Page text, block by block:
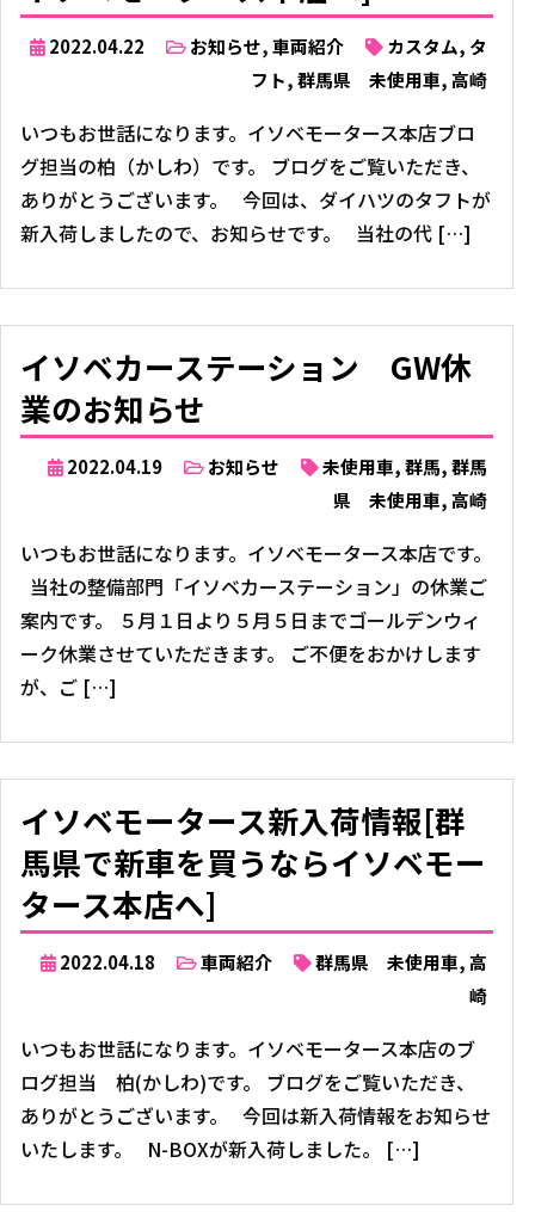
2022.04.22 お知らせ,車両紹介 カスタム, タ
フト,群馬県 未使用車,高崎
いつもお世話になります。イソベモータース本店ブロ
グ担当の柏（かしわ）です。 ブログをご覧いただき、
ありがとうございます。 今回は、ダイハツのタフトが
新入荷しましたので、お知らせです。 当社の代 […]
イソベカーステーション GW休
業のお知らせ
2022.04.19 お知らせ 未使用車,群馬,群馬
県 未使用車,高崎
いつもお世話になります。イソベモータース本店です。
当社の整備部門「イソベカーステーション」の休業ご
案内です。 ５月１日より５月５日までゴールデンウィ
ーク休業させていただきます。 ご不便をおかけします
が、ご […]
イソベモータース新入荷情報[群
馬県で新車を買うならイソベモー
タース本店へ]
2022.04.18 車両紹介 群馬県 未使用車,高
崎
いつもお世話になります。イソベモータース本店のブ
ログ担当 柏(かしわ)です。 ブログをご覧いただき、
ありがとうございます。 今回は新入荷情報をお知らせ
いたします。 N-BOXが新入荷しました。 […]